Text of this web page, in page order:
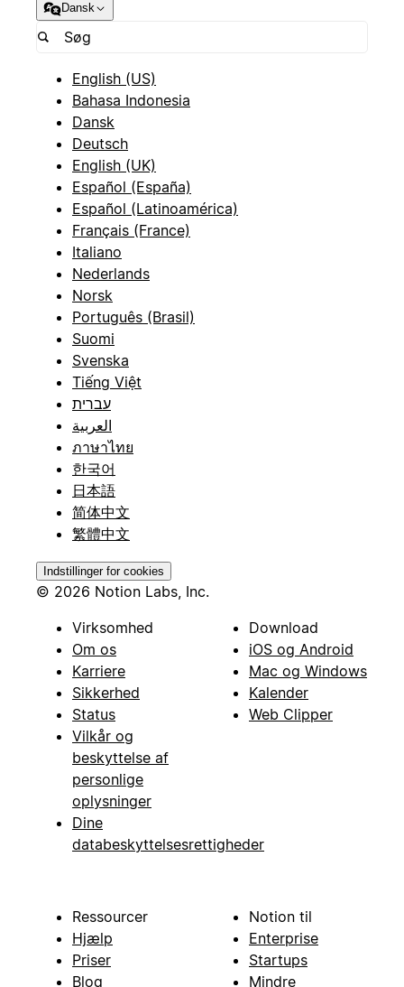
Dansk
English (US)
Bahasa Indonesia
Dansk
Deutsch
English (UK)
Español (España)
Español (Latinoamérica)
Français (France)
Italiano
Nederlands
Norsk
Português (Brasil)
Suomi
Svenska
Tiếng Việt
עברית
العربية
ภาษาไทย
한국어
日本語
简体中文
繁體中文
Indstillinger for cookies
© 2026 Notion Labs, Inc.
Virksomhed
Om os
Karriere
Sikkerhed
Status
Vilkår og
beskyttelse af
personlige
oplysninger
Dine
databeskyttelsesrettigheder
Download
iOS og Android
Mac og Windows
Kalender
Web Clipper
Ressourcer
Hjælp
Priser
Blog
Notion til
Enterprise
Startups
Mindre